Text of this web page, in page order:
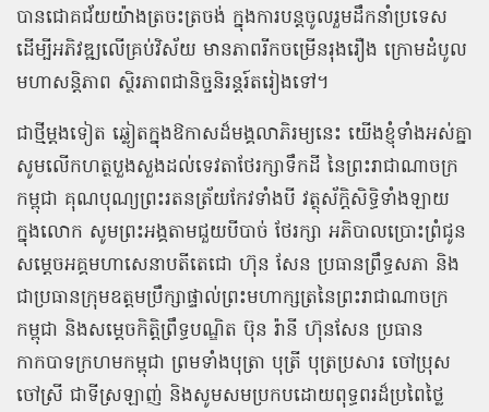
បានជោគជ័យយ៉ាងត្រចះត្រចង់ ក្នុងការបន្តចូលរួមដឹកនាំប្រទេស
ដើម្បីអភិវឌ្ឍលើគ្រប់វិស័យ មានភាពរីកចម្រើនរុងរឿង ក្រោមដំបូល
មហាសន្តិភាព ស្ថិរភាពជានិច្ចនិរន្តរ៍តរៀងទៅ។
ជាថ្មីម្តងទៀត ឆ្លៀតក្នុងឱកាសដ៏មង្គលាភិរម្យនេះ យើងខ្ញុំទាំងអស់គ្នា
សូមលើកហត្ថបួងសួងដល់ទេវតាថែរក្សាទឹកដី នៃព្រះរាជាណាចក្រ
កម្ពុជា គុណបុណ្យព្រះរតនត្រ័យកែវទាំងបី វត្ថុស័ក្តិសិទ្ធិទាំងឡាយ
ក្នុងលោក សូមព្រះអង្គតាមជួយបីបាច់ ថែរក្សា អភិបាលប្រោះព្រំជូន
សម្ដេចអគ្គមហាសេនាបតីតេជោ ហ៊ុន សែន ប្រធានព្រឹទ្ធសភា និង
ជាប្រធានក្រុមឧត្តមប្រឹក្សាផ្ទាល់ព្រះមហាក្សត្រនៃព្រះរាជាណាចក្រ
កម្ពុជា និងសម្ដេចកិត្តិព្រឹទ្ធបណ្ឌិត ប៊ុន រ៉ានី ហ៊ុនសែន ប្រធាន
កាកបាទក្រហមកម្ពុជា ព្រមទាំងបុត្រា បុត្រី បុត្រប្រសារ ចៅប្រុស
ចៅស្រី ជាទីស្រឡាញ់ និងសូមសមប្រកបដោយពុទ្ធពរដ៏ប្រពៃថ្លៃ